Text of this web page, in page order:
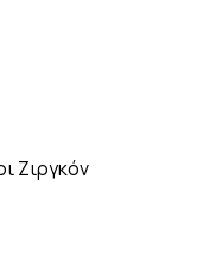
Ζιργκόν